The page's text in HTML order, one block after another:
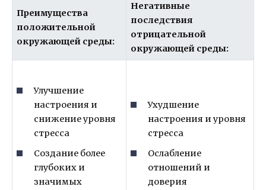
Преимущества
положительной
окружающей среды:
Негативные
последствия
отрицательной
окружающей среды:
Улучшение
настроения и
снижение уровня
стресса
Создание более
глубоких и
значимых
Ухудшение
настроения и уровня
стресса
Ослабление
отношений и
доверия